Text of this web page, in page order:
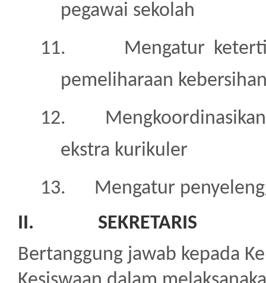
pegawai sekolah
11.
Mengatur
pemeliharaan
12.
ekstra kurikuler
13.
Mengatur
II.
SEKRETARIS
Bertanggung jawab kepada